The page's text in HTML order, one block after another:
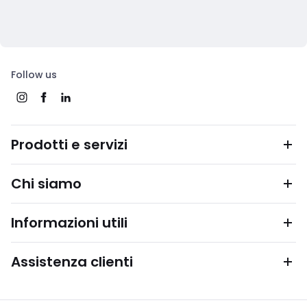
Follow us
Prodotti e servizi
Chi siamo
Informazioni utili
Assistenza clienti